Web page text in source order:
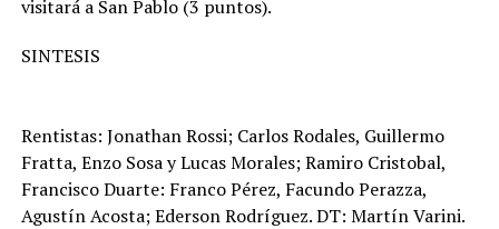
visitará a San Pablo (3 puntos).
SINTESIS
Rentistas: Jonathan Rossi; Carlos Rodales, Guillermo
Fratta, Enzo Sosa y Lucas Morales; Ramiro Cristobal,
Francisco Duarte: Franco Pérez, Facundo Perazza,
Agustín Acosta; Ederson Rodríguez. DT: Martín Varini.